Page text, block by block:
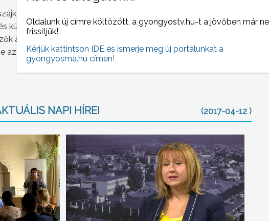
mert nincs rá szükség. Így az előadás második felében
különösebb veszély nélkül meg is simogathatták őket. Ha farkas
a sorozat következő, őszi előadására, a tervek szerint
az érdeklődőknek.
NAPI HÍREI (2017-04-12 )
Oldalunk új címre költözött, a gyongyostv.hu-t a jövőben már
frissítjük!
Kérjük kattintson IDE és ismerje meg új portálunkat a
gyongyosma.hu címen!